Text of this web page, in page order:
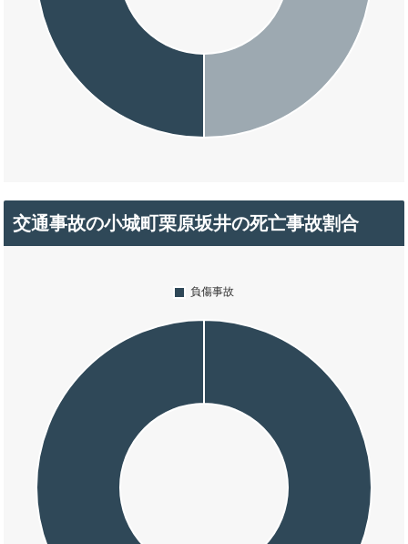
交通事故の小城町栗原坂井の死亡事故割合